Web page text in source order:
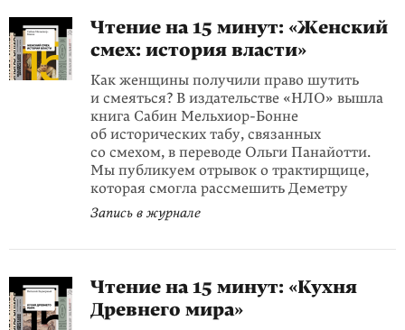
Чтение на 15 минут: «Женский
смех: история власти»
Как женщины получили право шутить
и смеяться? В издательстве «НЛО» вышла
книга Сабин Мельхиор-Бонне
об исторических табу, связанных
со смехом, в переводе Ольги Панайотти.
Мы публикуем отрывок о трактирщице,
которая смогла рассмешить Деметру
Запись в журнале
Чтение на 15 минут: «Кухня
Древнего мира»